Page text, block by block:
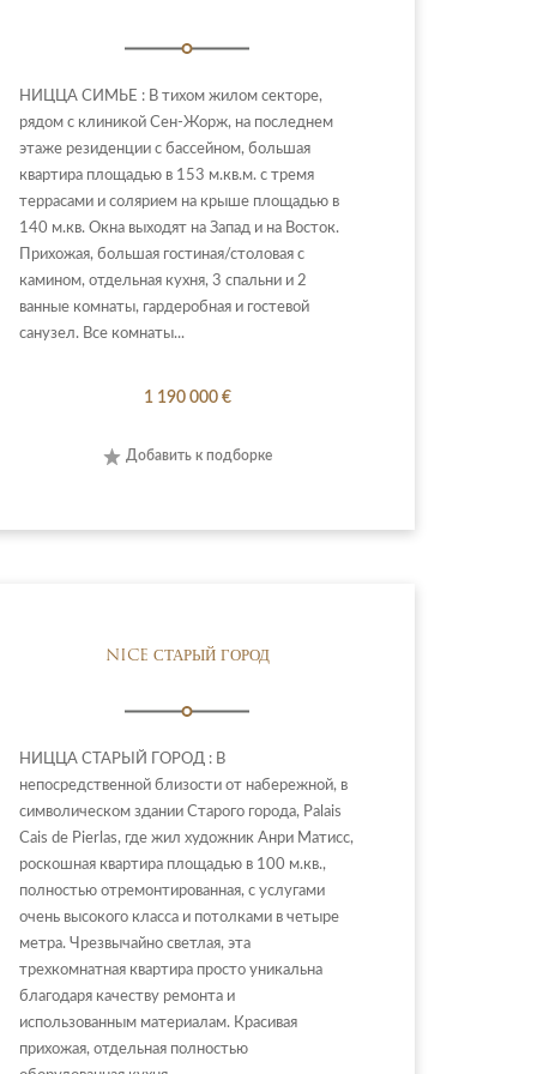
НИЦЦА СИМЬЕ : В тихом жилом секторе,
рядом с клиникой Сен-Жорж, на последнем
этаже резиденции с бассейном, большая
квартира площадью в 153 м.кв.м. с тремя
террасами и солярием на крыше площадью в
140 м.кв. Окна выходят на Запад и на Восток.
Прихожая, большая гостиная/столовая с
камином, отдельная кухня, 3 спальни и 2
ванные комнаты, гардеробная и гостевой
санузел. Все комнаты...
1 190 000 €
Добавить к подборке
NICE СТАРЫЙ ГОРОД
НИЦЦА СТАРЫЙ ГОРОД : В
непосредственной близости от набережной, в
символическом здании Старого города, Palais
Cais de Pierlas, где жил художник Анри Матисс,
роскошная квартира площадью в 100 м.кв.,
полностью отремонтированная, с услугами
очень высокого класса и потолками в четыре
метра. Чрезвычайно светлая, эта
трехкомнатная квартира просто уникальна
благодаря качеству ремонта и
использованным материалам. Красивая
прихожая, отдельная полностью